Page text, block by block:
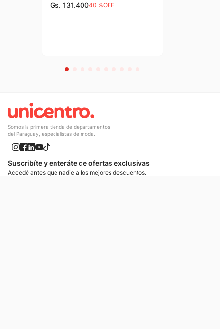
Gs. 131.40040 %OFF
Somos la primera tienda de departamentos
del Paraguay, especialistas de moda.
Suscribíte y enteráte de ofertas exclusivas
Accedé antes que nadie a los mejores descuentos.